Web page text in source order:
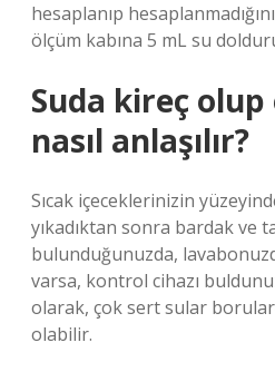
hesaplanıp
ölçüm kabına 5 mL su
Suda kireç olup
nasıl anlaşılır?
Sıcak içeceklerinizin
yıkadıktan sonra bardak ve
bulunduğunuzda,
varsa, kontrol cihazı
olarak, çok sert sular
olabilir.